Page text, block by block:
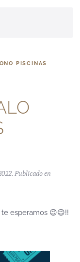
PISCINAS
. Publicado en
esperamos 😉😉!!